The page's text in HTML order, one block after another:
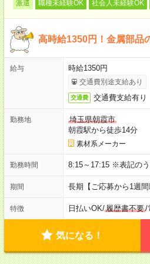
派遣 職種未経験OK 社会人未経験OK
高時給1350円！金属部品
給与 時給1350円
交通費別途支給あり
交通費 交通費支給有り
勤務地
埼玉県朝霞市
朝霞駅から徒歩14分
素材系メーカー
勤務時間 8:15～17:15 ※表記のう
期間 長期【ご応募から1週
特徴 日払いOK/履歴書不要/
気になる！